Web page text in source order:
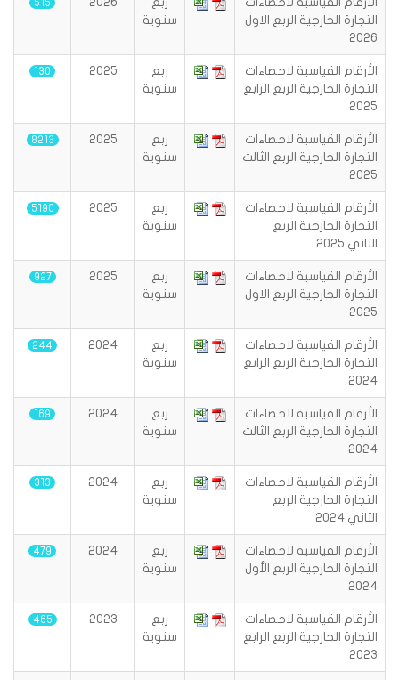
التجارة الخارجية الربع الاول
2026
سنوية
515
الأرقام القياسية لاحصاءات
التجارة الخارجية الربع الرابع
2025
ربع
سنوية
2025
130
الأرقام القياسية لاحصاءات
التجارة الخارجية الربع الثالث
2025
ربع
سنوية
2025
8213
الأرقام القياسية لاحصاءات
التجارة الخارجية الربع
الثاني 2025
ربع
سنوية
2025
5190
الأرقام القياسية لاحصاءات
التجارة الخارجية الربع الاول
2025
ربع
سنوية
2025
927
الأرقام القياسية لاحصاءات
التجارة الخارجية الربع الرابع
2024
ربع
سنوية
2024
244
الأرقام القياسية لاحصاءات
التجارة الخارجية الربع الثالث
2024
ربع
سنوية
2024
169
الأرقام القياسية لاحصاءات
التجارة الخارجية الربع
الثاني 2024
ربع
سنوية
2024
313
الأرقام القياسية لاحصاءات
التجارة الخارجية الربع الأول
2024
ربع
سنوية
2024
479
الأرقام القياسية لاحصاءات
التجارة الخارجية الربع الرابع
2023
ربع
سنوية
2023
465